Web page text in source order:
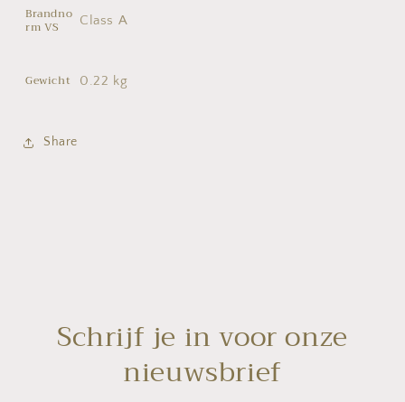
Brandno
rm VS Class A
Gewicht 0.22 kg
Share
Schrijf je in voor onze
nieuwsbrief